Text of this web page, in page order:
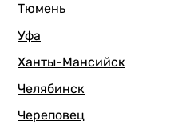
Тюмень
Уфа
Ханты-Мансийск
Челябинск
Череповец